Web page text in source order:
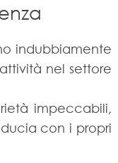
indubbiamente
nel settore
impeccabili,
con i propri